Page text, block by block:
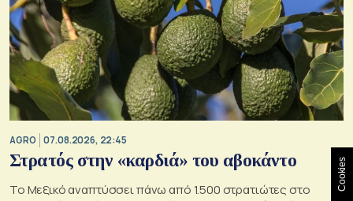
AGRO 07.08.2026, 22:45
Στρατός στην «καρδιά» του αβοκάντο
Το Μεξικό αναπτύσσει πάνω από 1.500 στρατιώτες στο
Cookies